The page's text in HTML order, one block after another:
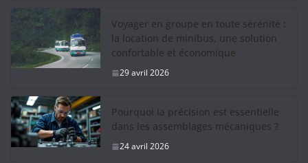
Voyager en groupe en toute sérénité :
la location de minibus, une solution
confortable et économique
29 avril 2026
Pourquoi la précision est essentielle
dans les assemblages mécaniques ?
24 avril 2026